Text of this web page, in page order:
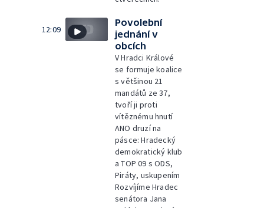
12:09
Povolební
jednání v
obcích
V Hradci Králové
se formuje koalice
s většinou 21
mandátů ze 37,
tvoří ji proti
vítěznému hnutí
ANO druzí na
pásce: Hradecký
demokratický klub
a TOP 09 s ODS,
Piráty, uskupením
Rozvíjíme Hradec
senátora Jana